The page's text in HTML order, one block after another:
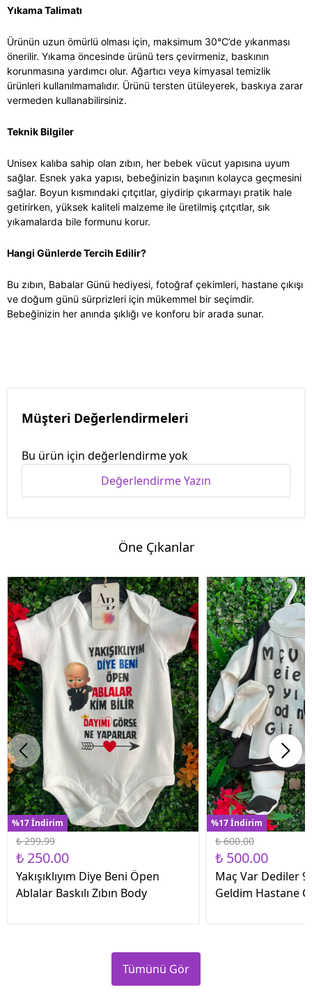
Yıkama Talimatı
Ürünün uzun ömürlü olması için, maksimum 30°C’de yıkanması
önerilir. Yıkama öncesinde ürünü ters çevirmeniz, baskının
korunmasına yardımcı olur. Ağartıcı veya kimyasal temizlik
ürünleri kullanılmamalıdır. Ürünü tersten ütüleyerek, baskıya zarar
vermeden kullanabilirsiniz.
Teknik Bilgiler
Unisex kalıba sahip olan zıbın, her bebek vücut yapısına uyum
sağlar. Esnek yaka yapısı, bebeğinizin başının kolayca geçmesini
sağlar. Boyun kısmındaki çıtçıtlar, giydirip çıkarmayı pratik hale
getirirken, yüksek kaliteli malzeme ile üretilmiş çıtçıtlar, sık
yıkamalarda bile formunu korur.
Hangi Günlerde Tercih Edilir?
Bu zıbın, Babalar Günü hediyesi, fotoğraf çekimleri, hastane çıkışı
ve doğum günü sürprizleri için mükemmel bir seçimdir.
Bebeğinizin her anında şıklığı ve konforu bir arada sunar.
Müşteri Değerlendirmeleri
Bu ürün için değerlendirme yok
Değerlendirme Yazın
Öne Çıkanlar
%17 İndirim
₺ 299.99
₺ 250.00
Yakışıklıyım Diye Beni Öpen
Ablalar Baskılı Zıbın Body
%17 İndirim
₺ 600.00
₺ 500.00
Maç Var Dediler 9
Geldim Hastane
Tümünü Gör